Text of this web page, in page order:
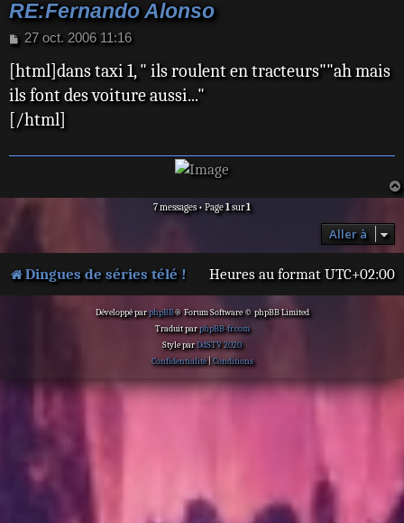
RE:Fernando Alonso
M
s
a
g
27 oct. 2006 11:16
[html]dans taxi 1, " ils roulent en tracteurs""ah mais
ils font des voiture aussi..."
[/html]
7 messages • Page1sur1
Aller à
Dingues de séries télé ! Heures au format UTC+02:00
Développé parphpBB® Forum Software © phpBB Limited
Traduit parphpBB-fr.com
Style parDdSTV 2020
Confidentialité| Conditions